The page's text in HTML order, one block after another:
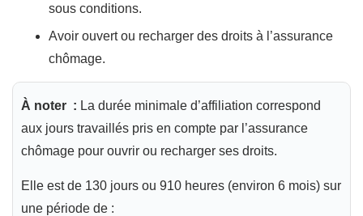
sous conditions.
Avoir ouvert ou recharger des droits à l’assurance
chômage.
À noter : La durée minimale d’affiliation correspond
aux jours travaillés pris en compte par l’assurance
chômage pour ouvrir ou recharger ses droits.
Elle est de 130 jours ou 910 heures (environ 6 mois) sur
une période de :